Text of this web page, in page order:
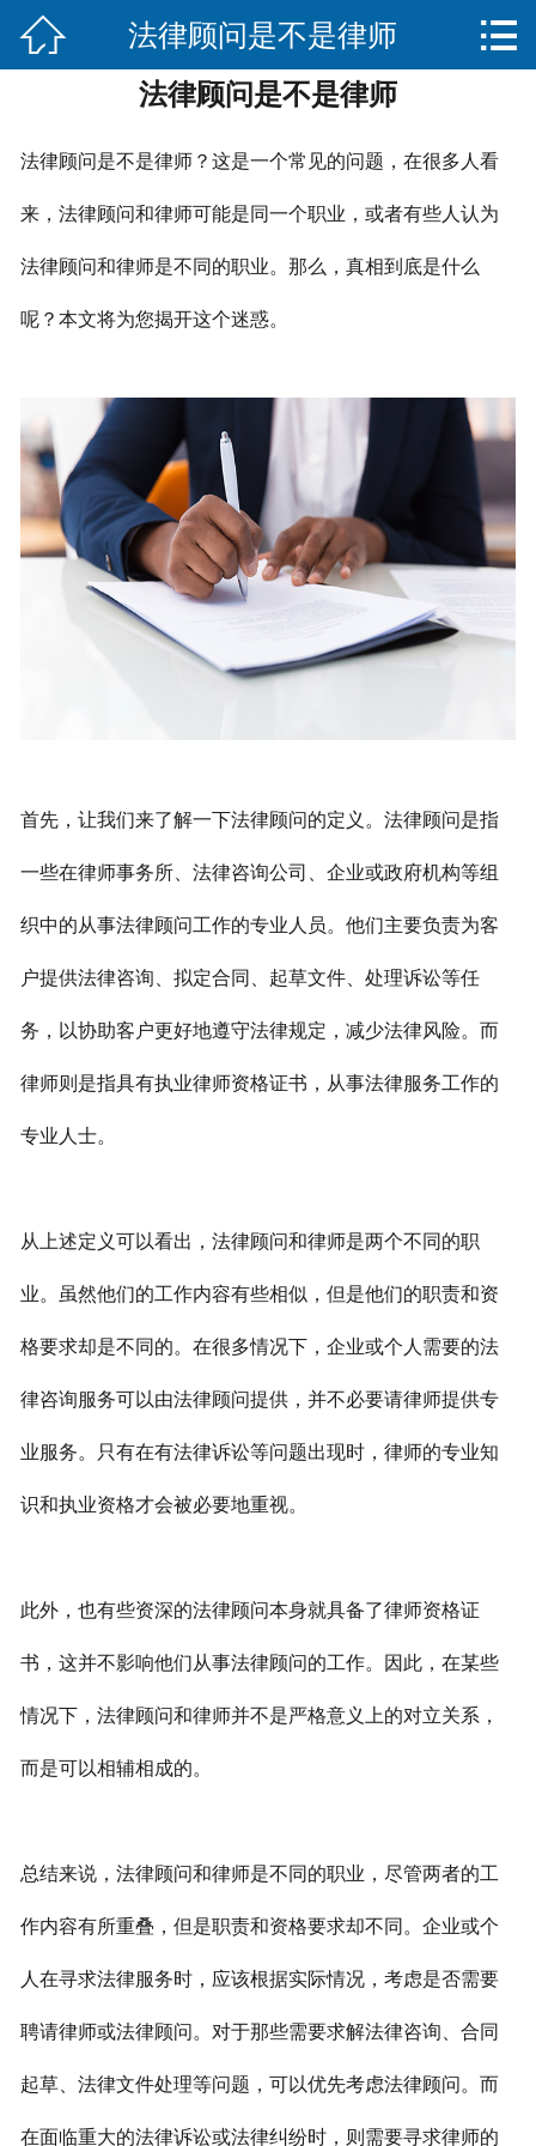
 网站首页
关于我们
服务项目
法律法规知识
合作伙伴
 法律顾问是不是律师 
法律顾问是不是律师
法律顾问是不是律师？这是一个常见的问题，在很多人看
来，法律顾问和律师可能是同一个职业，或者有些人认为
法律顾问和律师是不同的职业。那么，真相到底是什么
呢？本文将为您揭开这个迷惑。
首先，让我们来了解一下法律顾问的定义。法律顾问是指
一些在律师事务所、法律咨询公司、企业或政府机构等组
织中的从事法律顾问工作的专业人员。他们主要负责为客
户提供法律咨询、拟定合同、起草文件、处理诉讼等任
务，以协助客户更好地遵守法律规定，减少法律风险。而
律师则是指具有执业律师资格证书，从事法律服务工作的
专业人士。
从上述定义可以看出，法律顾问和律师是两个不同的职
业。虽然他们的工作内容有些相似，但是他们的职责和资
格要求却是不同的。在很多情况下，企业或个人需要的法
律咨询服务可以由法律顾问提供，并不必要请律师提供专
业服务。只有在有法律诉讼等问题出现时，律师的专业知
识和执业资格才会被必要地重视。
此外，也有些资深的法律顾问本身就具备了律师资格证
书，这并不影响他们从事法律顾问的工作。因此，在某些
情况下，法律顾问和律师并不是严格意义上的对立关系，
而是可以相辅相成的。
总结来说，法律顾问和律师是不同的职业，尽管两者的工
作内容有所重叠，但是职责和资格要求却不同。企业或个
人在寻求法律服务时，应该根据实际情况，考虑是否需要
聘请律师或法律顾问。对于那些需要求解法律咨询、合同
起草、法律文件处理等问题，可以优先考虑法律顾问。而
在面临重大的法律诉讼或法律纠纷时，则需要寻求律师的